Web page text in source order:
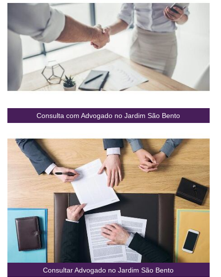
Consulta com Advogado no Jardim São Bento
Consultar Advogado no Jardim São Bento